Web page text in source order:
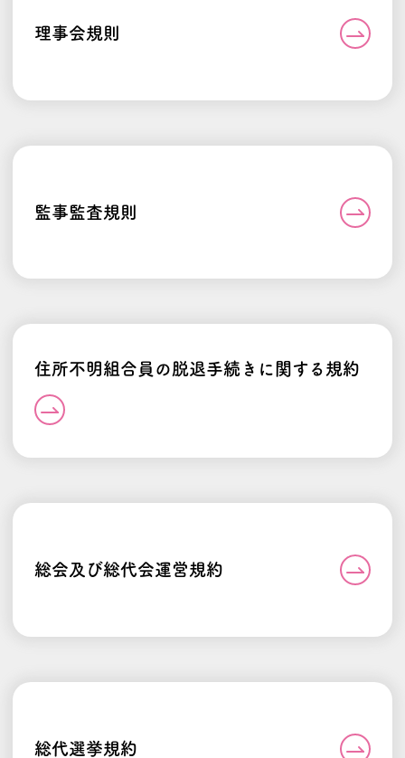
理事会規則
監事監査規則
住所不明組合員の脱退手続きに関する規約
総会及び総代会運営規約
総代選挙規約